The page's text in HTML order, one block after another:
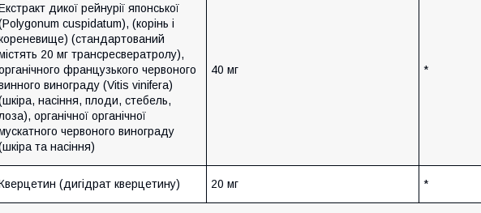
дикої рейнурії японської
cuspidatum), (корінь і
(стандартований
20 мг трансресвератролу),
французького червоного
винограду (Vitis vinifera)
насіння, плоди, стебель,
органічної органічної
червоного винограду
та насіння)
40 мг *
(дигідрат кверцетину) 20 мг *